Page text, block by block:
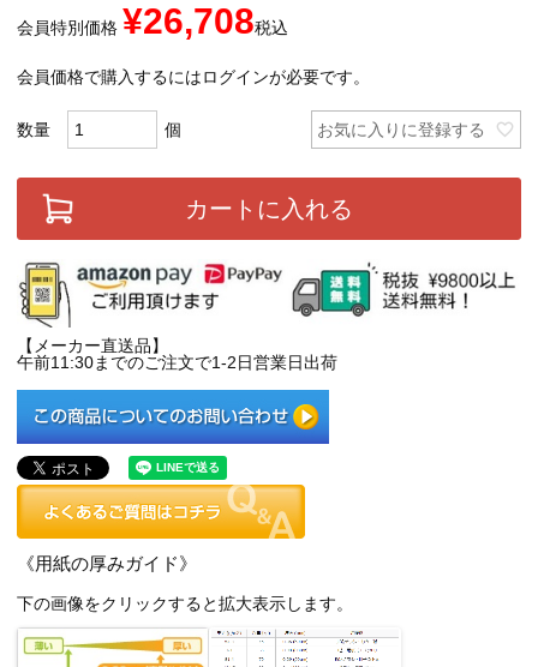
会員特別価格 ¥26,708税込
会員価格で購入するにはログインが必要です。
お気に入りに登録する
カートに入れる
【メーカー直送品】
午前11:30までのご注文で1-2日営業日出荷
《用紙の厚みガイド》
下の画像をクリックすると拡大表示します。